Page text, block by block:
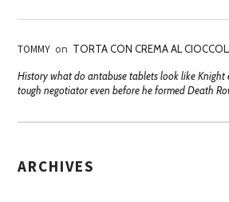
TOMMY on TORTA CON CREMA AL
History what do antabuse tablets look like Knight
tough negotiator even before he formed Death
ARCHIVES